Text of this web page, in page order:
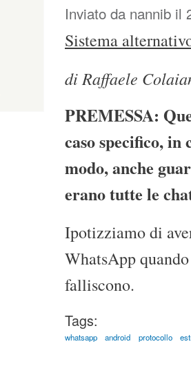
Inviato da nannib il
Sistema
di Raffaele
PREMESSA:
caso specifico,
modo, anche
erano tutte le
Ipotizziamo di
WhatsApp
falliscono.
Tags:
whatsapp android protocollo